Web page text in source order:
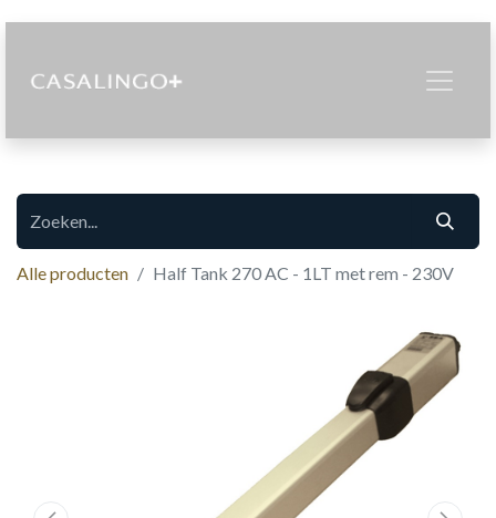
Alle producten Half Tank 270 AC - 1LT met rem - 230V